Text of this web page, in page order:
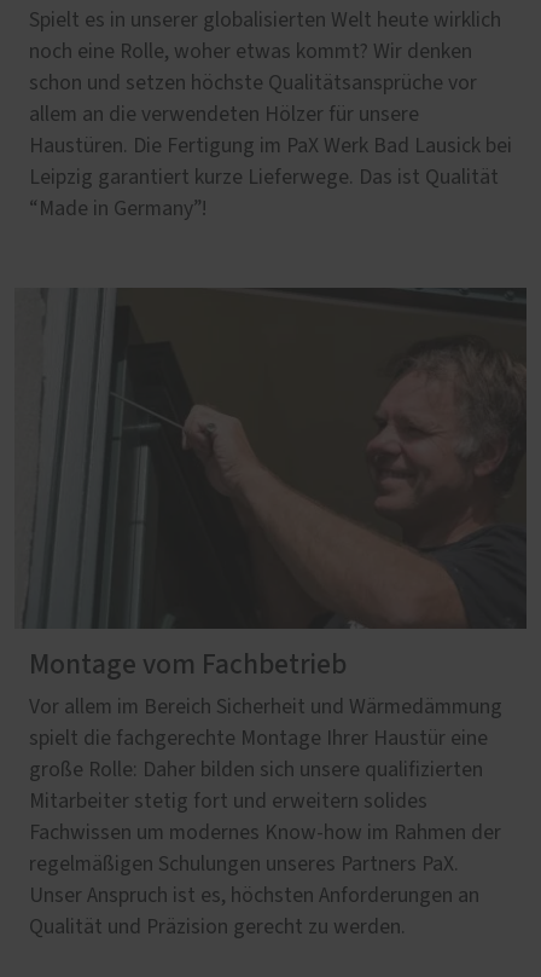
Spielt es in unserer globalisierten Welt heute wirklich
noch eine Rolle, woher etwas kommt? Wir denken
schon und setzen höchste Qualitätsansprüche vor
allem an die verwendeten Hölzer für unsere
Haustüren. Die Fertigung im PaX Werk Bad Lausick bei
Leipzig garantiert kurze Lieferwege. Das ist Qualität
“Made in Germany”!
Montage vom Fachbetrieb
Vor allem im Bereich Sicherheit und Wärmedämmung
spielt die fachgerechte Montage Ihrer Haustür eine
große Rolle: Daher bilden sich unsere qualifizierten
Mitarbeiter stetig fort und erweitern solides
Fachwissen um modernes Know-how im Rahmen der
regelmäßigen Schulungen unseres Partners PaX.
Unser Anspruch ist es, höchsten Anforderungen an
Qualität und Präzision gerecht zu werden.